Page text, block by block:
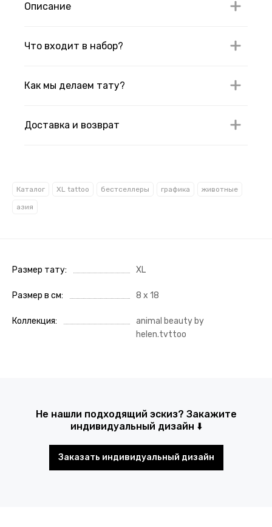
Описание
Что входит в набор?
Как мы делаем тату?
Доставка и возврат
Каталог XL tattoo бестселлеры графика животные
азия
Размер тату XL
Размер в см 8 х 18
Коллекция
animal beauty by
helen.tvttoo
Не нашли подходящий эскиз? Закажите
индивидуальный дизайн ⬇️
Заказать индивидуальный дизайн